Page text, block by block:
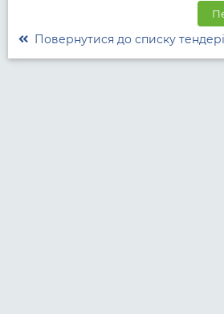
Повернутися до списку